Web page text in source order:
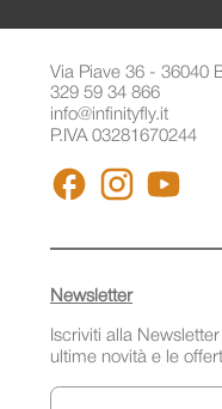
Via Piave 36 - 36040
329 59 34 866
info@infinityfly.it
P.IVA 03281670244
FACEBOOK
Newsletter
Iscriviti alla
ultime novità e le
Email